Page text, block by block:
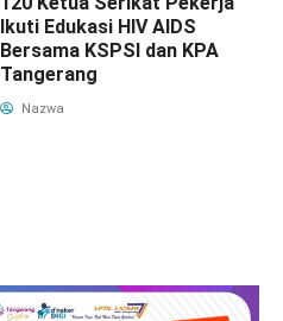
Ikuti Edukasi HIV AIDS
Bersama KSPSI dan KPA
Tangerang
Nazwa